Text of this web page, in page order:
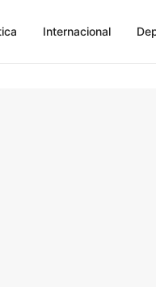
Internacional